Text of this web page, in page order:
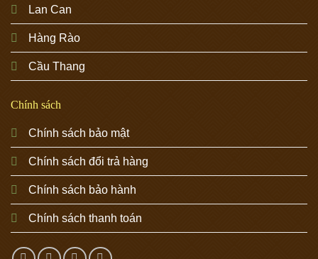
Lan Can
Hàng Rào
Cầu Thang
Chính sách
Chính sách bảo mật
Chính sách đổi trả hàng
Chính sách bảo hành
Chính sách thanh toán